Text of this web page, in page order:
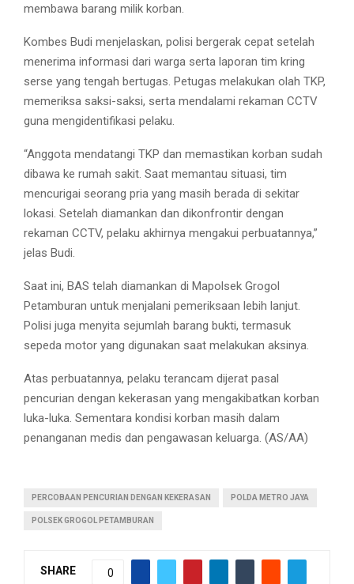
membawa barang milik korban.
Kombes Budi menjelaskan, polisi bergerak cepat setelah
menerima informasi dari warga serta laporan tim kring
serse yang tengah bertugas. Petugas melakukan olah TKP,
memeriksa saksi-saksi, serta mendalami rekaman CCTV
guna mengidentifikasi pelaku.
“Anggota mendatangi TKP dan memastikan korban sudah
dibawa ke rumah sakit. Saat memantau situasi, tim
mencurigai seorang pria yang masih berada di sekitar
lokasi. Setelah diamankan dan dikonfrontir dengan
rekaman CCTV, pelaku akhirnya mengakui perbuatannya,”
jelas Budi.
Saat ini, BAS telah diamankan di Mapolsek Grogol
Petamburan untuk menjalani pemeriksaan lebih lanjut.
Polisi juga menyita sejumlah barang bukti, termasuk
sepeda motor yang digunakan saat melakukan aksinya.
Atas perbuatannya, pelaku terancam dijerat pasal
pencurian dengan kekerasan yang mengakibatkan korban
luka-luka. Sementara kondisi korban masih dalam
penanganan medis dan pengawasan keluarga. (AS/AA)
PERCOBAAN PENCURIAN DENGAN KEKERASAN POLDA METRO JAYA
POLSEK GROGOL PETAMBURAN
SHARE 0